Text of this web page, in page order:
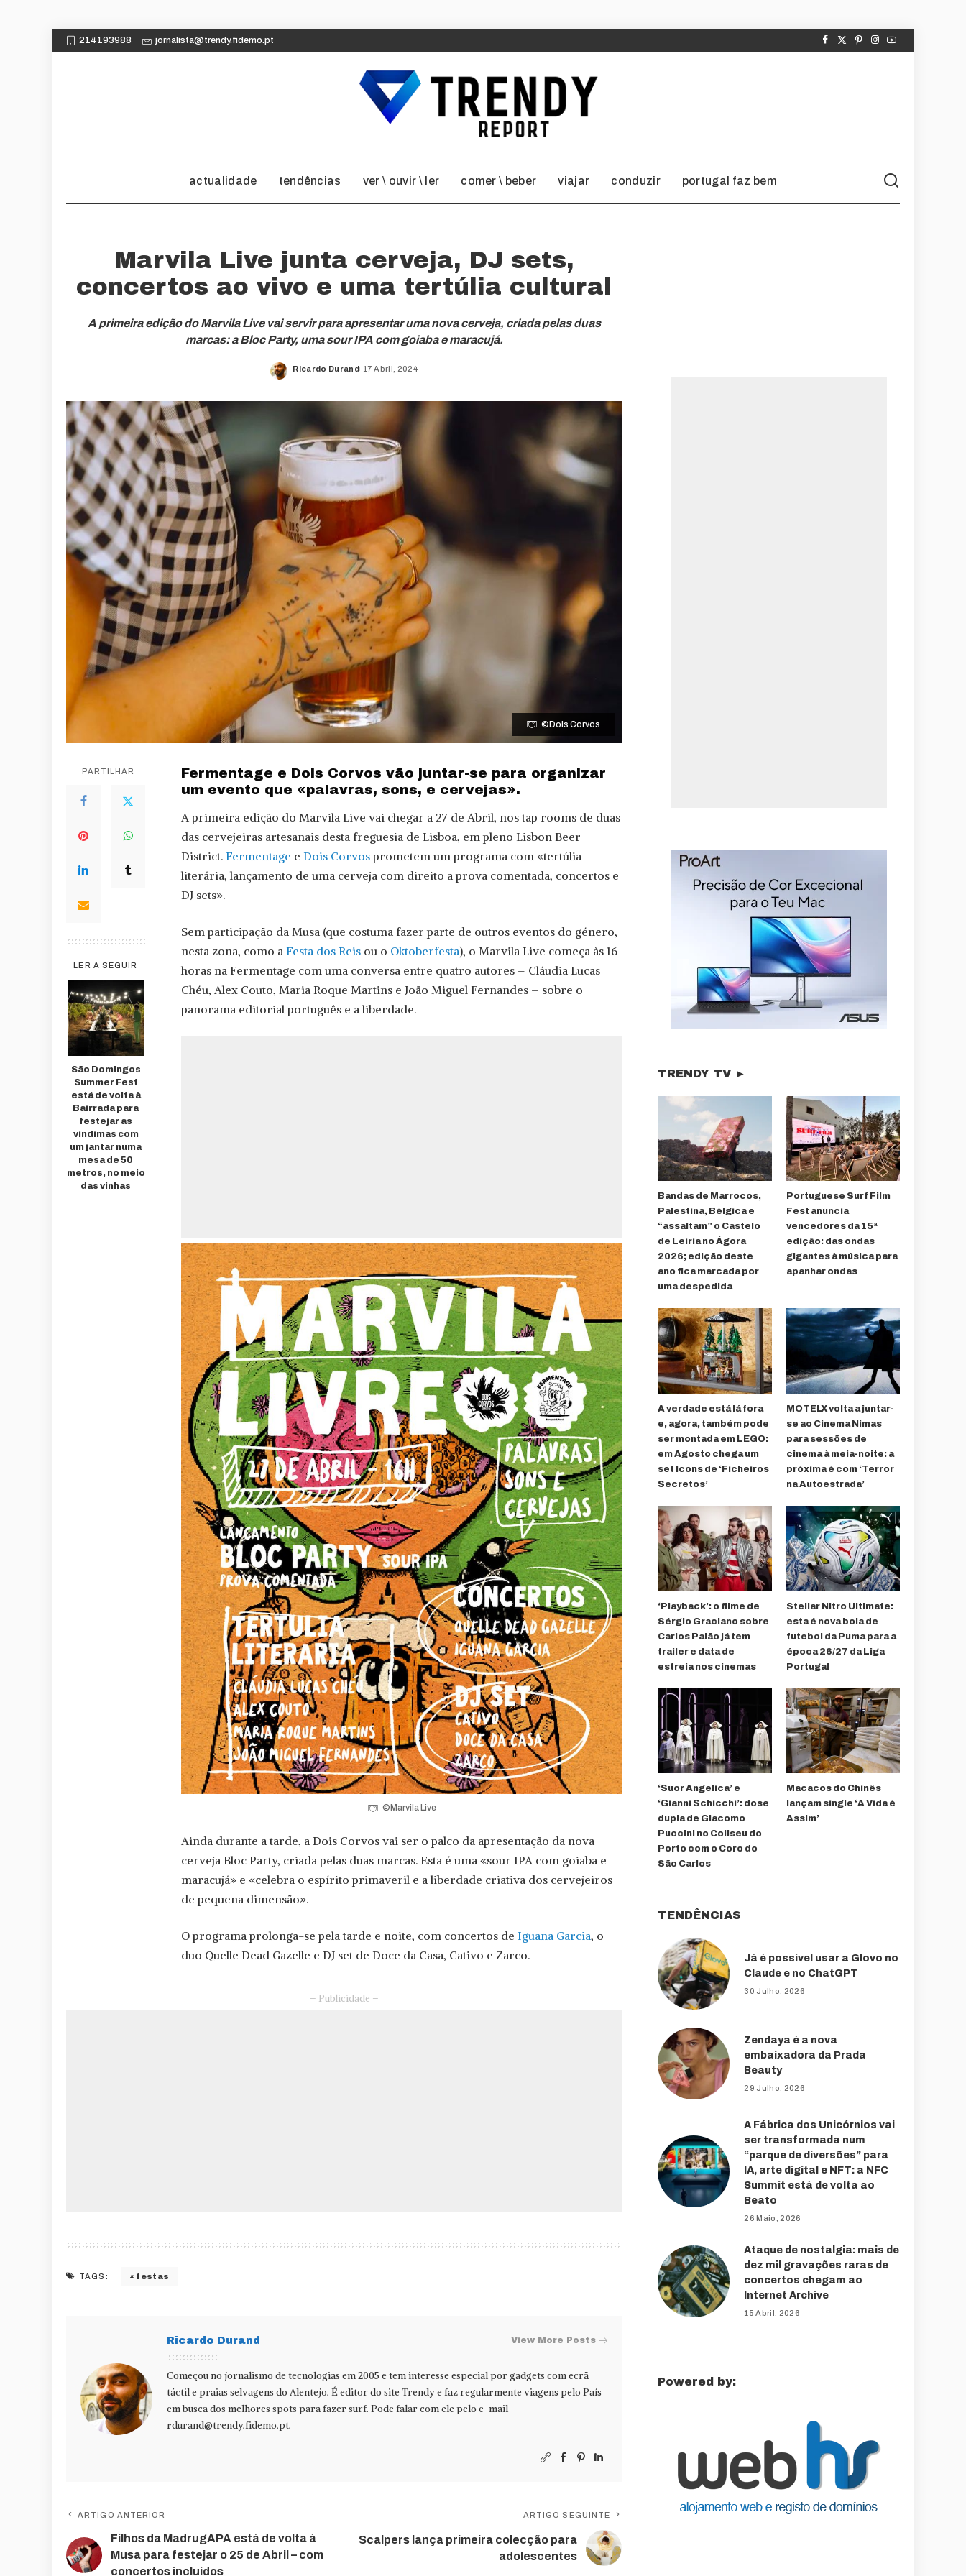
214193988 jornalista@trendy.fidemo.pt
actualidade tendências ver \ ouvir \ ler comer \ beber viajar conduzir portugal faz bem
Marvila Live junta cerveja, DJ sets,
concertos ao vivo e uma tertúlia cultural
A primeira edição do Marvila Live vai servir para apresentar uma nova cerveja, criada pelas duas
marcas: a Bloc Party, uma sour IPA com goiaba e maracujá.
Posted
Ricardo Durand 17 Abril, 2024
©Dois Corvos
PARTILHAR
LER A SEGUIR
São Domingos
Summer Fest
está de volta à
Bairrada para
festejar as
vindimas com
um jantar numa
mesa de 50
metros, no meio
das vinhas
Fermentage e Dois Corvos vão juntar-se para organizar
um evento que «palavras, sons, e cervejas».
A primeira edição do Marvila Live vai chegar a 27 de Abril, nos tap rooms de duas
das cervejeiras artesanais desta freguesia de Lisboa, em pleno Lisbon Beer
District. Fermentage e Dois Corvosprometem um programa com «tertúlia
literária, lançamento de uma cerveja com direito a prova comentada, concertos e
DJ sets».
Sem participação da Musa (que costuma fazer parte de outros eventos do género,
nesta zona, como a Festa dos Reis ou o Oktoberfesta), o Marvila Live começa às 16
horas na Fermentage com uma conversa entre quatro autores – Cláudia Lucas
Chéu, Alex Couto, Maria Roque Martins e João Miguel Fernandes – sobre o
panorama editorial português e a liberdade.
©Marvila Live
Ainda durante a tarde, a Dois Corvos vai ser o palco da apresentação da nova
cerveja Bloc Party, criada pelas duas marcas. Esta é uma «sour IPA com goiaba e
maracujá» e «celebra o espírito primaveril e a liberdade criativa dos cervejeiros
de pequena dimensão».
O programa prolonga-se pela tarde e noite, com concertos de Iguana Garcia, o
duo Quelle Dead Gazelle e DJ set de Doce da Casa, Cativo e Zarco.
– Publicidade –
TAGS: festas
Ricardo Durand View More Posts
Começou no jornalismo de tecnologias em 2005 e tem interesse especial por gadgets com ecrã
táctil e praias selvagens do Alentejo. É editor do site Trendy e faz regularmente viagens pelo País
em busca dos melhores spots para fazer surf. Pode falar com ele pelo e-mail
rdurand@trendy.fidemo.pt.
ARTIGO ANTERIOR
Filhos da MadrugAPA está de volta à
Musa para festejar o 25 de Abril – com
concertos incluídos
ARTIGO SEGUINTE
Scalpers lança primeira colecção para
adolescentes
TRENDY TV ►
Bandas de Marrocos,
Palestina, Bélgica e
“assaltam” o Castelo
de Leiria no Ágora
2026; edição deste
ano fica marcada por
uma despedida
Portuguese Surf Film
Fest anuncia
vencedores da 15ª
edição: das ondas
gigantes à música para
apanhar ondas
A verdade está lá fora
e, agora, também pode
ser montada em LEGO:
em Agosto chega um
set Icons de ‘Ficheiros
Secretos’
MOTELX volta a juntar-
se ao Cinema Nimas
para sessões de
cinema à meia-noite: a
próxima é com ‘Terror
na Autoestrada’
‘Playback’: o filme de
Sérgio Graciano sobre
Carlos Paião já tem
trailer e data de
estreia nos cinemas
Stellar Nitro Ultimate:
esta é nova bola de
futebol da Puma para a
época 26/27 da Liga
Portugal
‘Suor Angelica’ e
‘Gianni Schicchi’: dose
dupla de Giacomo
Puccini no Coliseu do
Porto com o Coro do
São Carlos
Macacos do Chinês
lançam single ‘A Vida é
Assim’
TENDÊNCIAS
Já é possível usar a Glovo no
Claude e no ChatGPT
30 Julho, 2026
Zendaya é a nova
embaixadora da Prada
Beauty
29 Julho, 2026
A Fábrica dos Unicórnios vai
ser transformada num
“parque de diversões” para
IA, arte digital e NFT: a NFC
Summit está de volta ao
Beato
26 Maio, 2026
Ataque de nostalgia: mais de
dez mil gravações raras de
concertos chegam ao
Internet Archive
15 Abril, 2026
Powered by: